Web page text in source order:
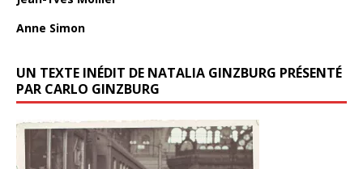
Anne Simon
UN TEXTE INÉDIT DE NATALIA GINZBURG PRÉSENTÉ
PAR CARLO GINZBURG